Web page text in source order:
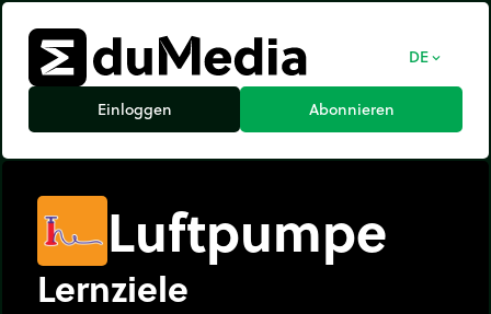
DE expand_more
Einloggen Abonnieren
Luftpumpe
Lernziele